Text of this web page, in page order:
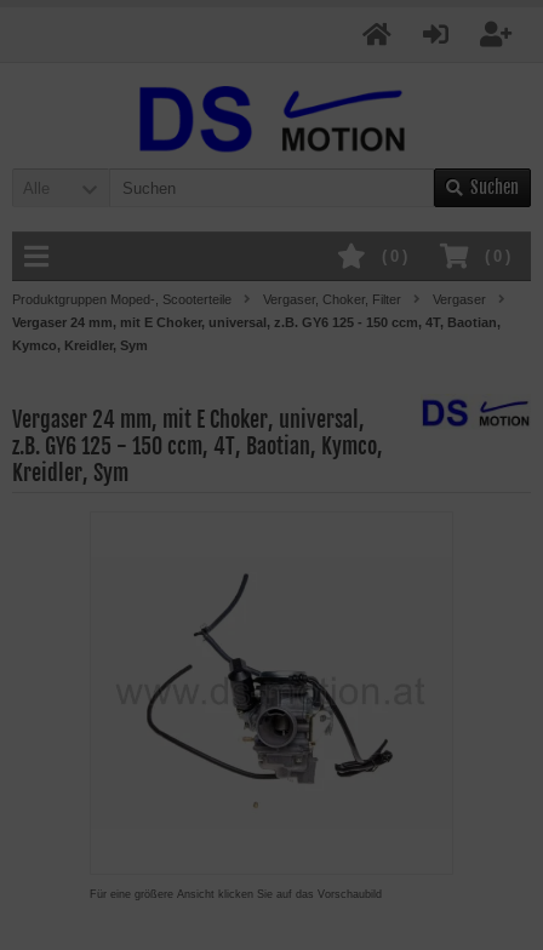
Alle Suchen
( 0 )
( 0 )
Produktgruppen Moped-, Scooterteile Vergaser, Choker, Filter
Vergaser
Vergaser 24 mm, mit E Choker, universal, z.B. GY6 125 - 150 ccm, 4T, Baotian,
Kymco, Kreidler, Sym
Vergaser 24 mm, mit E Choker, universal,
z.B. GY6 125 - 150 ccm, 4T, Baotian, Kymco,
Kreidler, Sym
Für eine größere Ansicht klicken Sie auf das Vorschaubild